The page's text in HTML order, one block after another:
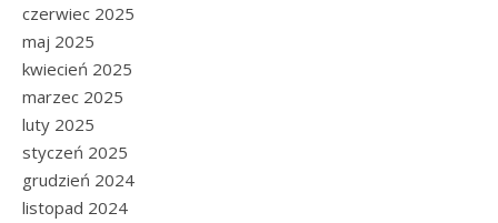
czerwiec 2025
maj 2025
kwiecień 2025
marzec 2025
luty 2025
styczeń 2025
grudzień 2024
listopad 2024